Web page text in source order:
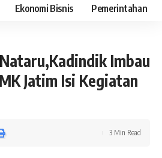
Ekonomi Bisnis Pemerintahan
Imbau
Jatim Isi Kegiatan
3 Min Read